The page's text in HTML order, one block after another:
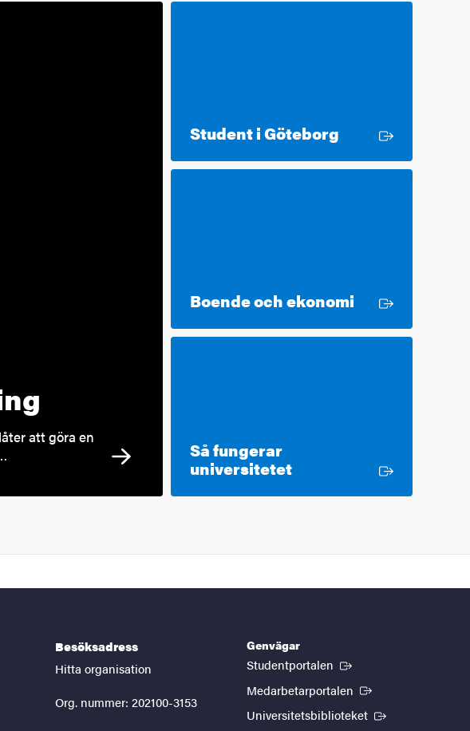
att göra en
Student i Göteborg Extern länk
Boende och ekonomi Extern länk
Så fungerar
universitetetExtern länk
Besöksadress
Hitta organisation
Org. nummer: 202100-3153
Genvägar
Studentportalen (Extern länk)
Medarbetarportalen (Extern länk)
Universitetsbiblioteket (Extern länk)